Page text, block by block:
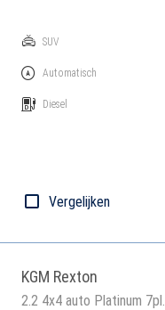
SUV
Automatisch
Diesel
Vergelijken
KGM Rexton
2.2 4x4 auto Platinum 7pl.